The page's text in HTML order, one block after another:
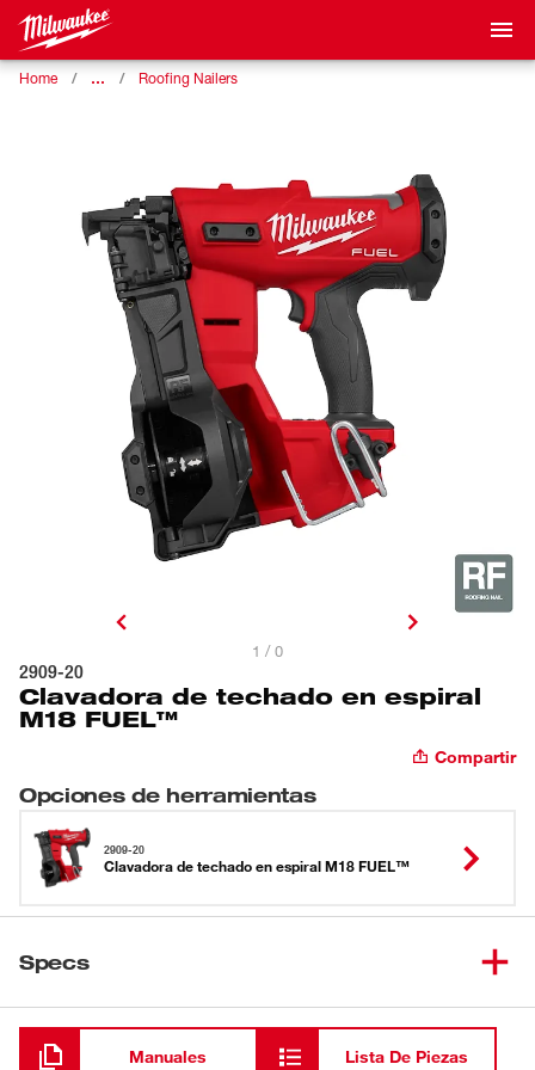
Home … Roofing Nailers
1 / 0
2909-20
Clavadora de techado en espiral
M18 FUEL™
Compartir
Opciones de herramientas
2909-20
Clavadora de techado en espiral M18 FUEL™
Specs
Cargando
Manuales Lista De Piezas